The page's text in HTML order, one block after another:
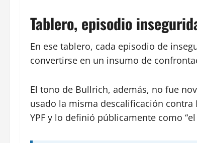
Tablero, episodio
En ese tablero, cada episodio de
convertirse en un insumo de
El tono de Bullrich, además, no fue
usado la misma descalificación
YPF y lo definió públicamente como